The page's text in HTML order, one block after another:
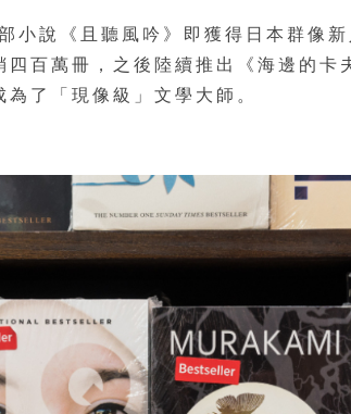
小說《且聽風吟》即獲得日本群像
四百萬冊，之後陸續推出《海邊的
了「現像級」文學大師。